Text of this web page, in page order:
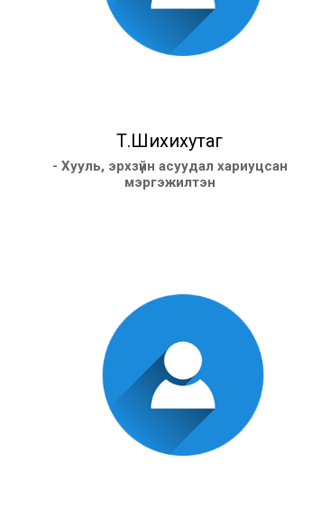
Т.Шихихутаг
- Хууль, эрхзүйн асуудал хариуцсан
мэргэжилтэн